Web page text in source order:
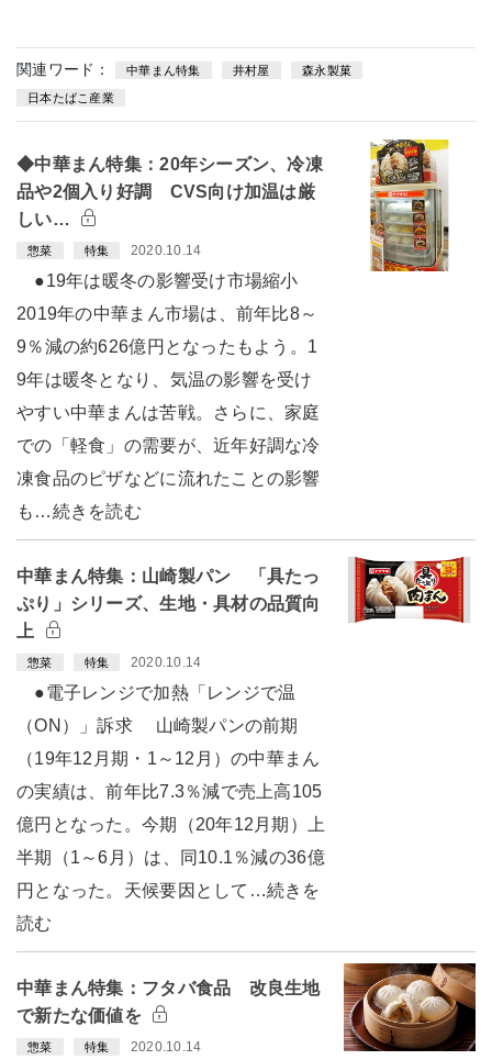
関連ワード： 中華まん特集 井村屋 森永製菓
日本たばこ産業
◆中華まん特集：20年シーズン、冷凍
品や2個入り好調 CVS向け加温は厳
しい…
惣菜 特集 2020.10.14
●19年は暖冬の影響受け市場縮小
2019年の中華まん市場は、前年比8～
9％減の約626億円となったもよう。1
9年は暖冬となり、気温の影響を受け
やすい中華まんは苦戦。さらに、家庭
での「軽食」の需要が、近年好調な冷
凍食品のピザなどに流れたことの影響
も…続きを読む
中華まん特集：山崎製パン 「具たっ
ぷり」シリーズ、生地・具材の品質向
上
惣菜 特集 2020.10.14
●電子レンジで加熱「レンジで温
（ON）」訴求 山崎製パンの前期
（19年12月期・1～12月）の中華まん
の実績は、前年比7.3％減で売上高105
億円となった。今期（20年12月期）上
半期（1～6月）は、同10.1％減の36億
円となった。天候要因として…続きを
読む
中華まん特集：フタバ食品 改良生地
で新たな価値を
惣菜 特集 2020.10.14